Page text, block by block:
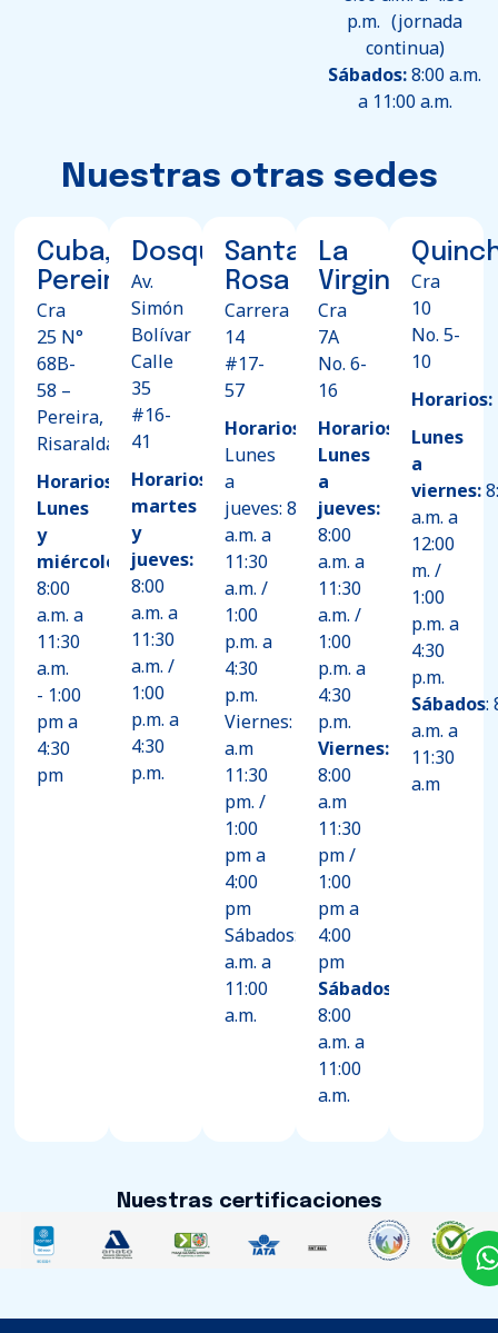
p.m. (jornada
continua)
Sábados:8:00 a.m.
a 11:00 a.m.
Nuestras otras sedes
Cuba,
Pereira
Cra
25 N°
68B-
58 –
Pereira,
Risaralda
Horarios:
Lunes
y
miércoles:
8:00
a.m. a
11:30
a.m.
- 1:00
pm a
4:30
pm
Dosquebradas
Av.
Simón
Bolívar
Calle
35
#16-
41
Horarios:
martes
y
jueves:
8:00
a.m. a
11:30
a.m. /
1:00
p.m. a
4:30
p.m.
Santa
Rosa
Carrera
14
#17-
57
Horarios:
Lunes
a
jueves: 8:00
a.m. a
11:30
a.m. /
1:00
p.m. a
4:30
p.m.
Viernes: 8:00
a.m
11:30
pm. /
1:00
pm a
4:00
pm
Sábados: 9:00
a.m. a
11:00
a.m.
La
Virginia
Cra
7A
No. 6-
16
Horarios:
Lunes
a
jueves:
8:00
a.m. a
11:30
a.m. /
1:00
p.m. a
4:30
p.m.
Viernes:
8:00
a.m
11:30
pm /
1:00
pm a
4:00
pm
Sábados:
8:00
a.m. a
11:00
a.m.
Cra
10
No. 5-
10
Horarios:
Lunes
a
viernes:
a.m. a
12:00
m. /
1:00
p.m. a
4:30
p.m.
Sábados:
a.m. a
11:30
a.m
Nuestras certificaciones